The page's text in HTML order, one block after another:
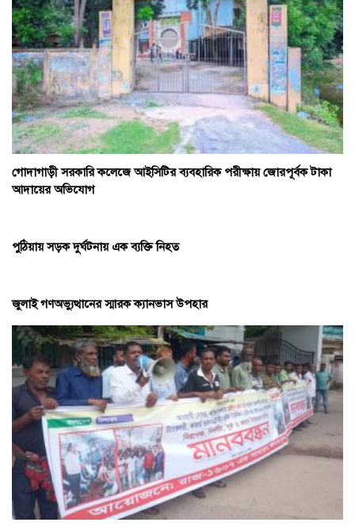
গোদাগাড়ী সরকারি কলেজে আইসিটির ব্যবহারিক পরীক্ষায় জোরপূর্বক টাকা
আদায়ের অভিযোগ
পুঠিয়ায় সড়ক দুর্ঘটনায় এক ব্যক্তি নিহত
জুলাই গণঅভ্যুত্থানের স্মারক ক্যানভাস উপহার